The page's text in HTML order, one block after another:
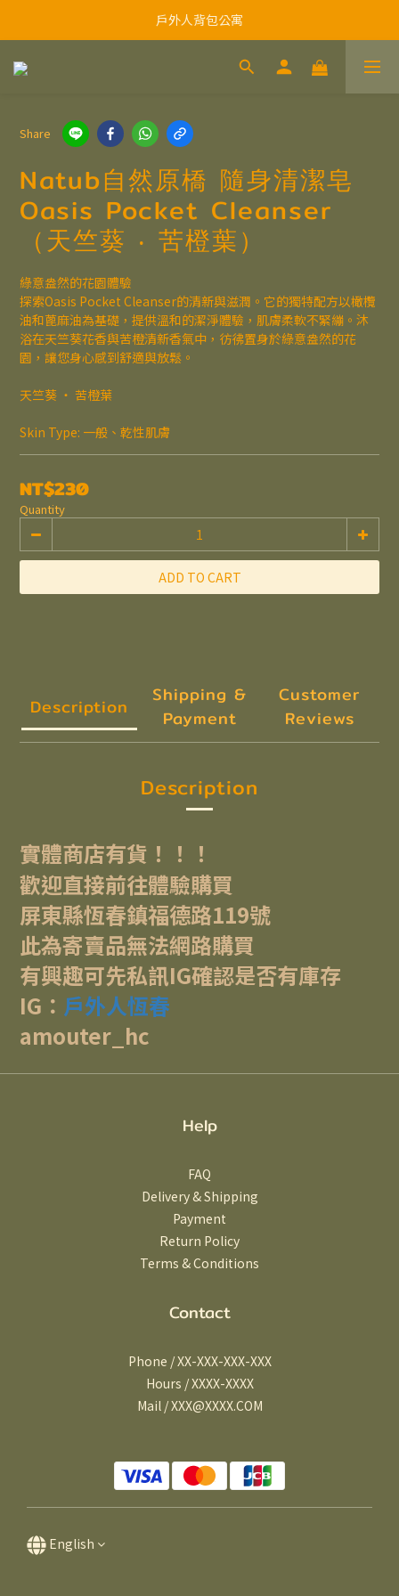
戶外人背包公寓
Share
Natub自然原橋 隨身清潔皂
Oasis Pocket Cleanser
（天竺葵 ‧ 苦橙葉）
綠意盎然的花園體驗
探索Oasis Pocket Cleanser的清新與滋潤。它的獨特配方以橄欖
油和蓖麻油為基礎，提供溫和的潔淨體驗，肌膚柔軟不緊繃。沐
浴在天竺葵花香與苦橙清新香氣中，彷彿置身於綠意盎然的花
園，讓您身心感到舒適與放鬆。
天竺葵 ‧ 苦橙葉
Skin Type: 一般、乾性肌膚
NT$230
Quantity
ADD TO CART
Description
Shipping &
Payment
Customer
Reviews
Description
實體商店有貨！！！
歡迎直接前往體驗購買
屏東縣恆春鎮福德路119號
此為寄賣品無法網路購買
有興趣可先私訊IG確認是否有庫存
IG： 戶外人恆春
amouter_hc
Help
FAQ
Delivery & Shipping
Payment
Return Policy
Terms & Conditions
Contact
Phone / XX-XXX-XXX-XXX
Hours / XXXX-XXXX
Mail / XXX@XXXX.COM
English